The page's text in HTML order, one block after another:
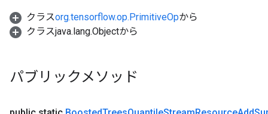
クラスorg.tensorflow.op.PrimitiveOpから
クラスjava.lang.Objectから
パブリックメソッド